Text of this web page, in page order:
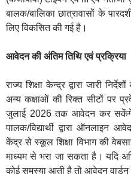
बालक/बालिका छात्रावासों के
लिए विकसित की गई है।
आवेदन की अंतिम तिथि एवं प्रक्रिया
राज्‍य शिक्षा केन्‍द्र द्वारा जारी
अन्‍य कक्षाओं की रिक्‍त सीटों पर
जुलाई 2026 तक आवेदन कर
पालक/विद्यार्थी द्वारा ऑनलाइन
केंद्र से स्कूल शिक्षा विभाग की
माध्यम से भरा जा सकता है। यदि
कोई समस्या आती है तो आवेदन